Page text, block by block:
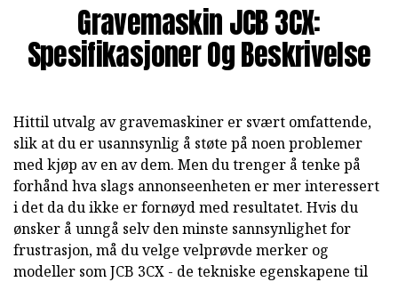
Gravemaskin JCB 3CX:
Spesifikasjoner Og Beskrivelse
Hittil utvalg av gravemaskiner er svært omfattende,
slik at du er usannsynlig å støte på noen problemer
med kjøp av en av dem. Men du trenger å tenke på
forhånd hva slags annonseenheten er mer interessert
i det da du ikke er fornøyd med resultatet. Hvis du
ønsker å unngå selv den minste sannsynlighet for
frustrasjon, må du velge velprøvde merker og
modeller som JCB 3CX - de tekniske egenskapene til